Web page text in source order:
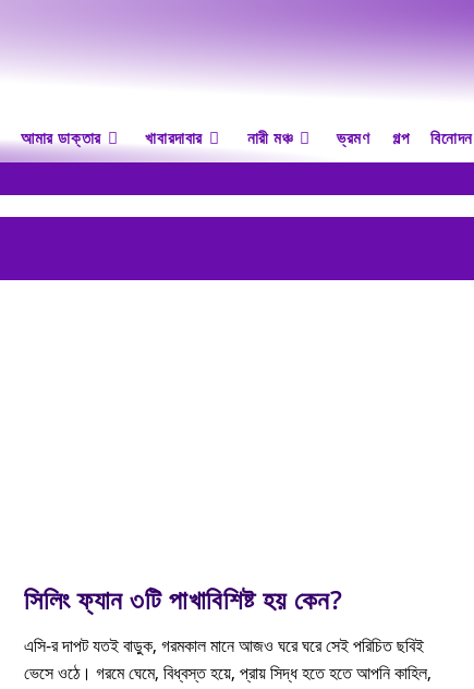
আমার ডাক্তার খাবারদাবার নারী মঞ্চ ভ্রমণ গল্প বিনোদন
সিলিং ফ্যান ৩টি পাখাবিশিষ্ট হয় কেন?
এসি-র দাপট যতই বাড়ুক, গরমকাল মানে আজও ঘরে ঘরে সেই পরিচিত ছবিই
ভেসে ওঠে। গরমে ঘেমে, বিধ্বস্ত হয়ে, প্রায় সিদ্ধ হতে হতে আপনি কাহিল,